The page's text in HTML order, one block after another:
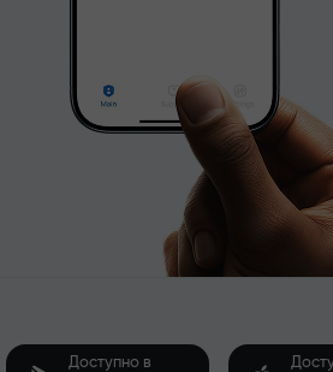
Доступно в